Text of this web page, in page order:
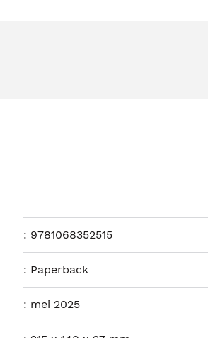
: 9781068352515
: Paperback
: mei 2025